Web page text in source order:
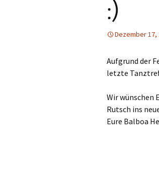
:)
Dezember 17,
Aufgrund der
letzte
Wir wünschen
Rutsch ins
Eure Balboa